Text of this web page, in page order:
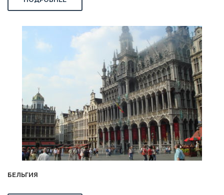
БЕЛЬГИЯ